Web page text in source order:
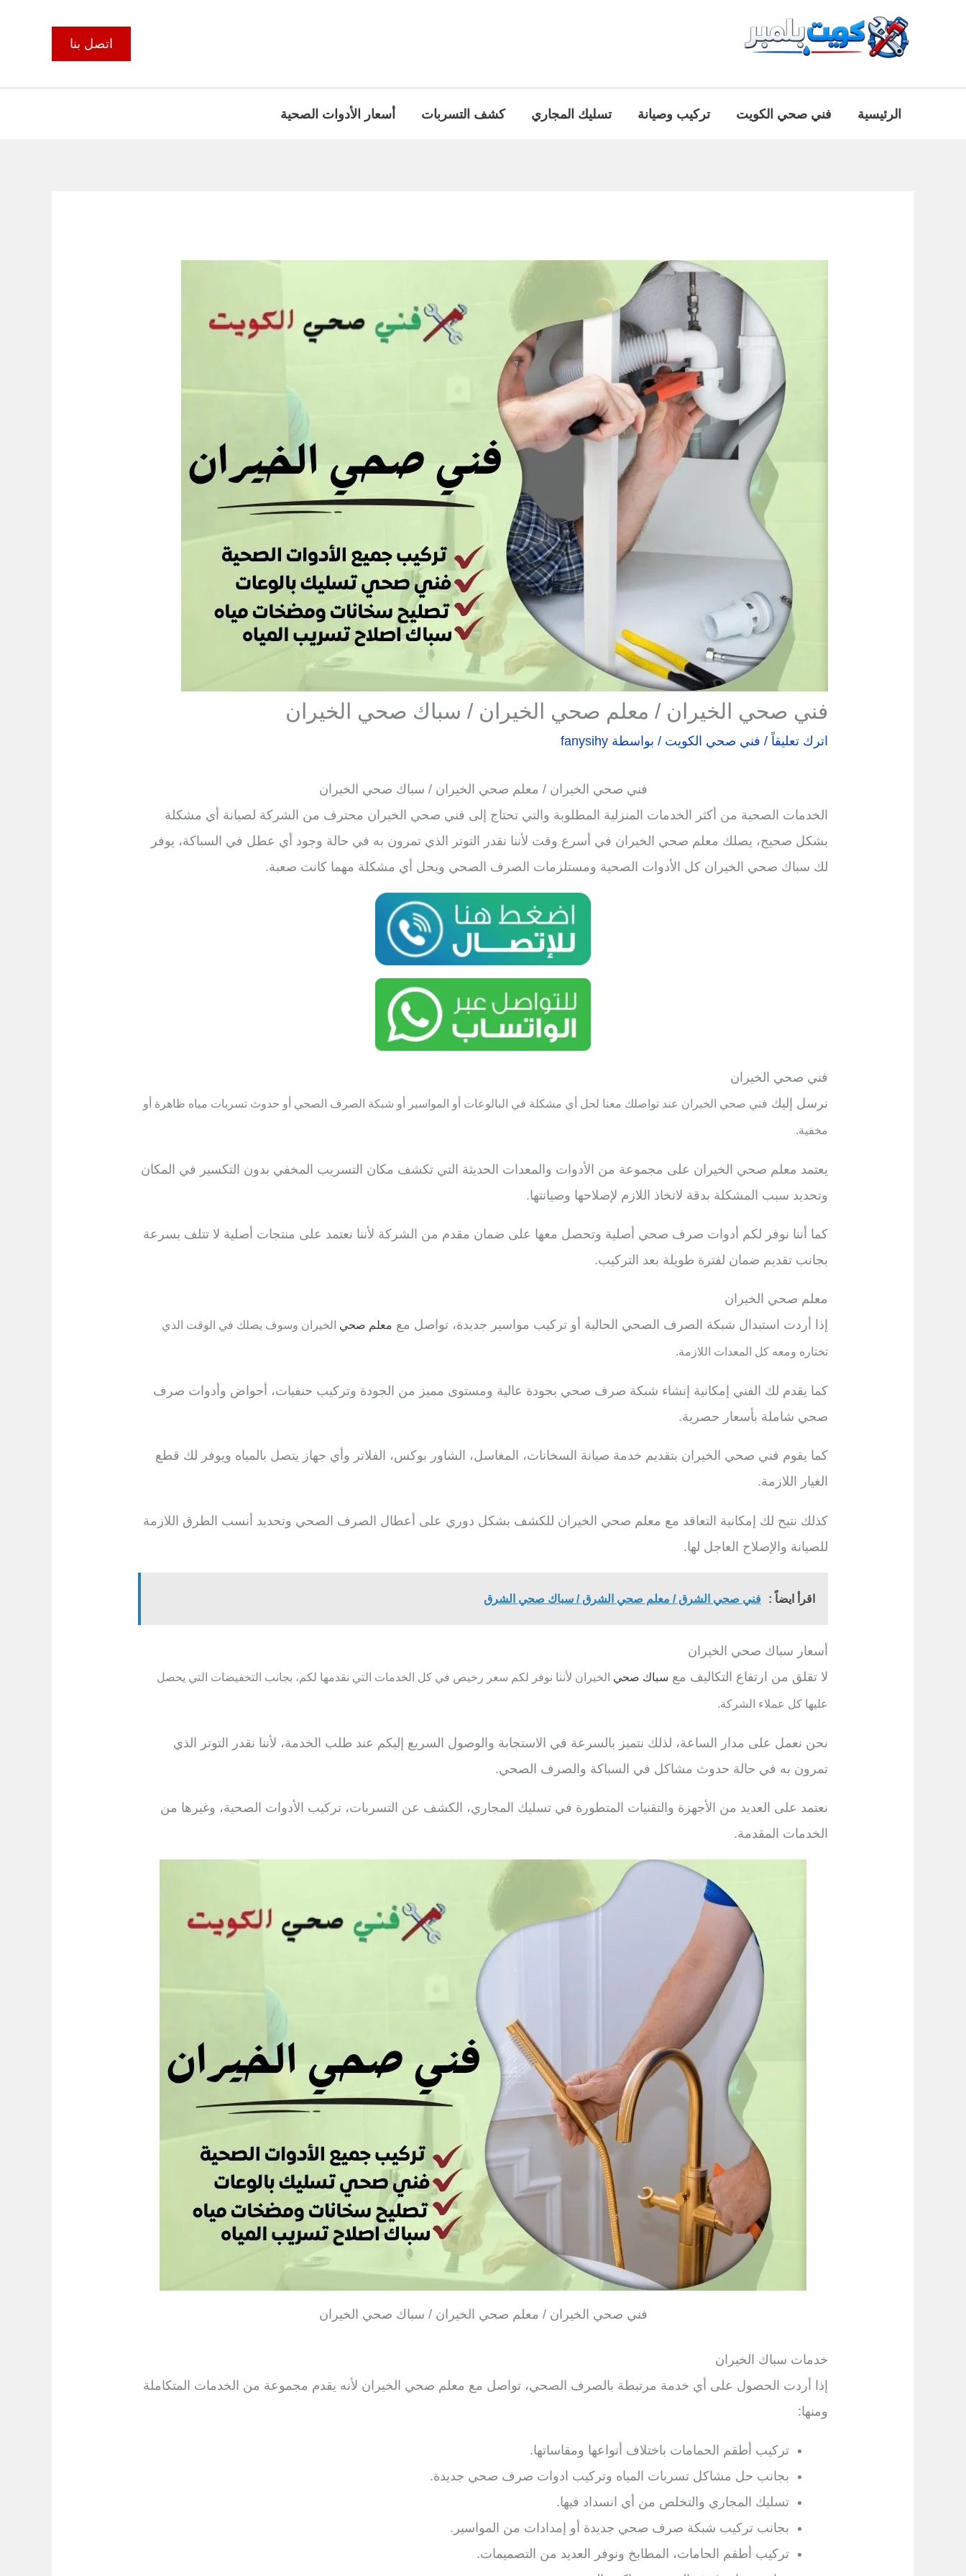
اتصل بنا
الرئيسية فني صحي الكويت تركيب وصيانة تسليك المجاري كشف التسربات أسعار الأدوات الصحية
فني صحي الخيران / معلم صحي الخيران / سباك صحي الخيران
اترك تعليقاً / فني صحي الكويت / بواسطة fanysihy
فني صحي الخيران / معلم صحي الخيران / سباك صحي الخيران
الخدمات الصحية من أكثر الخدمات المنزلية المطلوبة والتي تحتاج إلى فني صحي الخيران محترف من الشركة لصيانة أي مشكلة
بشكل صحيح، يصلك معلم صحي الخيران في أسرع وقت لأننا نقدر التوتر الذي تمرون به في حالة وجود أي عطل في السباكة، يوفر
لك سباك صحي الخيران كل الأدوات الصحية ومستلزمات الصرف الصحي ويحل أي مشكلة مهما كانت صعبة.
فني صحي الخيران
نرسل إليك فني صحي الخيران عند تواصلك معنا لحل أي مشكلة في البالوعات أو المواسير أو شبكة الصرف الصحي أو حدوث تسربات مياه ظاهرة أو
مخفية.
يعتمد معلم صحي الخيران على مجموعة من الأدوات والمعدات الحديثة التي تكشف مكان التسريب المخفي بدون التكسير في المكان
وتحديد سبب المشكلة بدقة لاتخاذ اللازم لإصلاحها وصيانتها.
كما أننا نوفر لكم أدوات صرف صحي أصلية وتحصل معها على ضمان مقدم من الشركة لأننا نعتمد على منتجات أصلية لا تتلف بسرعة
بجانب تقديم ضمان لفترة طويلة بعد التركيب.
معلم صحي الخيران
إذا أردت استبدال شبكة الصرف الصحي الحالية أو تركيب مواسير جديدة، تواصل مع معلم صحي الخيران وسوف يصلك في الوقت الذي
تختاره ومعه كل المعدات اللازمة.
كما يقدم لك الفني إمكانية إنشاء شبكة صرف صحي بجودة عالية ومستوى مميز من الجودة وتركيب حنفيات، أحواض وأدوات صرف
صحي شاملة بأسعار حصرية.
كما يقوم فني صحي الخيران بتقديم خدمة صيانة السخانات، المغاسل، الشاور بوكس، الفلاتر وأي جهاز يتصل بالمياه ويوفر لك قطع
الغيار اللازمة.
كذلك نتيح لك إمكانية التعاقد مع معلم صحي الخيران للكشف بشكل دوري على أعطال الصرف الصحي وتحديد أنسب الطرق اللازمة
للصيانة والإصلاح العاجل لها.
اقرأ ايضاً : فني صحي الشرق / معلم صحي الشرق / سباك صحي الشرق
أسعار سباك صحي الخيران
لا تقلق من ارتفاع التكاليف مع سباك صحي الخيران لأننا نوفر لكم سعر رخيص في كل الخدمات التي نقدمها لكم، بجانب التخفيضات التي يحصل
عليها كل عملاء الشركة.
نحن نعمل على مدار الساعة، لذلك نتميز بالسرعة في الاستجابة والوصول السريع إليكم عند طلب الخدمة، لأننا نقدر التوتر الذي
تمرون به في حالة حدوث مشاكل في السباكة والصرف الصحي.
نعتمد على العديد من الأجهزة والتقنيات المتطورة في تسليك المجاري، الكشف عن التسربات، تركيب الأدوات الصحية، وغيرها من
الخدمات المقدمة.
فني صحي الخيران / معلم صحي الخيران / سباك صحي الخيران
خدمات سباك الخيران
إذا أردت الحصول على أي خدمة مرتبطة بالصرف الصحي، تواصل مع معلم صحي الخيران لأنه يقدم مجموعة من الخدمات المتكاملة
ومنها:
تركيب أطقم الحمامات باختلاف أنواعها ومقاساتها.
بجانب حل مشاكل تسربات المياه وتركيب ادوات صرف صحي جديدة.
تسليك المجاري والتخلص من أي انسداد فيها.
بجانب تركيب شبكة صرف صحي جديدة أو إمدادات من المواسير.
تركيب أطقم الحامات، المطابخ ونوفر العديد من التصميمات.